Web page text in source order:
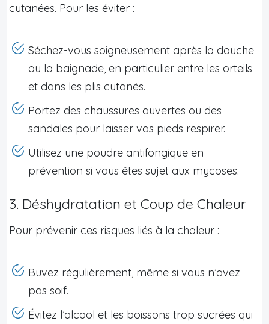
cutanées. Pour les éviter :
Séchez-vous soigneusement après la douche
ou la baignade, en particulier entre les orteils
et dans les plis cutanés.
Portez des chaussures ouvertes ou des
sandales pour laisser vos pieds respirer.
Utilisez une poudre antifongique en
prévention si vous êtes sujet aux mycoses.
3. Déshydratation et Coup de Chaleur
Pour prévenir ces risques liés à la chaleur :
Buvez régulièrement, même si vous n’avez
pas soif.
Évitez l’alcool et les boissons trop sucrées qui